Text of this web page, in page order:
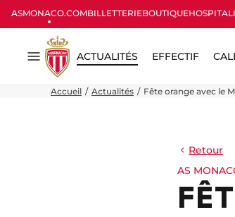
ASMONACO.COMBILLETTERIEBOUTIQUE
Menu
ACTUALITÉS EFFECTIF
Accueil Actualités Fête orange avec le
Retour
AS